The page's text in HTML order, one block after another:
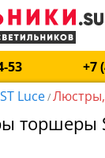
53
+7
ST Luce/
торшеры